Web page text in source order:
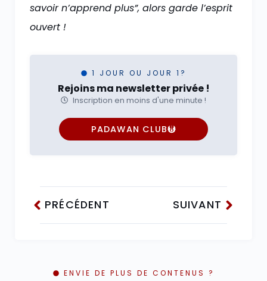
savoir n’apprend plus”, alors garde l’esprit
ouvert !
1 JOUR OU JOUR 1?
Rejoins ma newsletter privée !
Inscription en moins d'une minute !
PADAWAN CLUB
PRÉCÉDENT SUIVANT
ENVIE DE PLUS DE CONTENUS ?